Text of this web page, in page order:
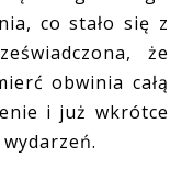
co stało się z
że
obwinia całą
i już wkrótce